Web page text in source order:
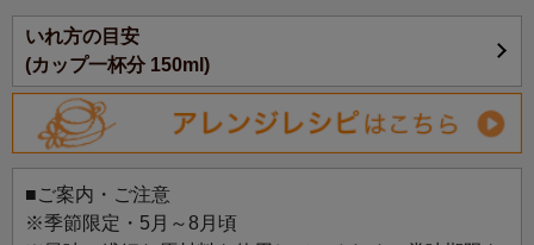
アレンジレシピ：
レモン香る紅茶＆緑茶マフィン
いれ方の目安
(カップ一杯分 150ml)
■ご案内・ご注意
※季節限定・5月～8月頃